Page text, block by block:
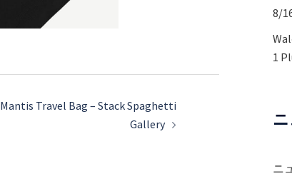
Mantis Travel Bag – Stack Spaghetti
Gallery
8/16
1
ニ